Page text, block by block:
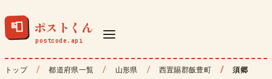
📮 ポストくん
トップ 都道府県一覧 山形県 西置賜郡飯豊町 須郷